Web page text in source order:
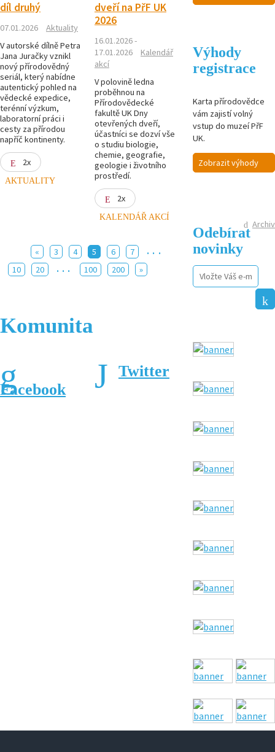
díl druhý
07.01.2026
Aktuality
V autorské dílně Petra
Jana Juračky vznikl
nový přírodovědný
seriál, který nabídne
autentický pohled na
vědecké expedice,
terénní výzkum,
laboratornípráci i
cesty za přírodou
napříč kontinenty.
2x
AKTUALITY
dveří na PřF UK
2026
16.01.2026 -
17.01.2026
Kalendář
akcí
V polovině ledna
proběhnou na
Přírodovědecké
fakultě UK Dny
otevřených dveří,
účastníci se dozví vše
o studiu biologie,
chemie, geografie,
geologie i životního
prostředí.
2x
KALENDÁŘ AKCÍ
« 3 4 5 6 7 ...
10 20 ... 100 200 »
Komunita
Facebook
Twitter
Výhody
registrace
Karta přírodovědce
vám zajistí volný
vstup do muzeí PřF
UK.
Zobrazit výhody
Archiv
Odebírat
novinky